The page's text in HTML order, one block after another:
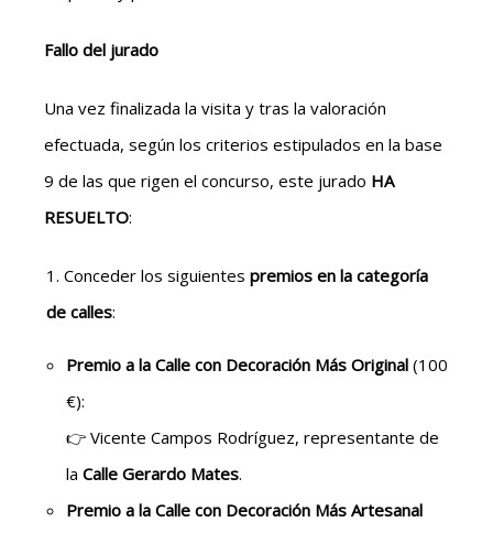
Fallo del jurado
Una vez finalizada la visita y tras la valoración
efectuada, según los criterios estipulados en la base
9 de las que rigen el concurso, este jurado HA
RESUELTO:
Conceder los siguientes premios en la categoría
de calles:
Premio a la Calle con Decoración Más Original (100
€):
👉 Vicente Campos Rodríguez, representante de
la Calle Gerardo Mates.
Premio a la Calle con Decoración Más Artesanal